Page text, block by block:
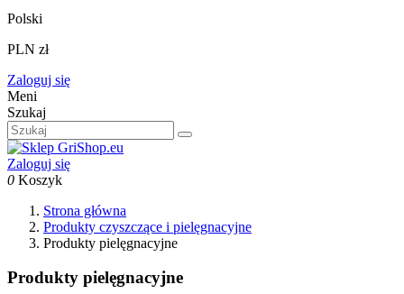
Polski
PLN zł
Zaloguj się
Meni
Szukaj
Zaloguj się
0 Koszyk
Strona główna
Produkty czyszczące i pielęgnacyjne
Produkty pielęgnacyjne
Produkty pielęgnacyjne